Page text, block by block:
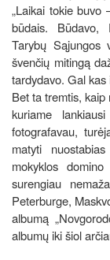
„Laikai tokie buvo
būdais. Būdavo,
Tarybų Sąjungos
švenčių mitingą
tardydavo. Gal kas
Bet ta tremtis,
kuriame
fotografavau,
matyti
mokyklos
surengiau
Peterburge,
albumą
albumų iki šiol